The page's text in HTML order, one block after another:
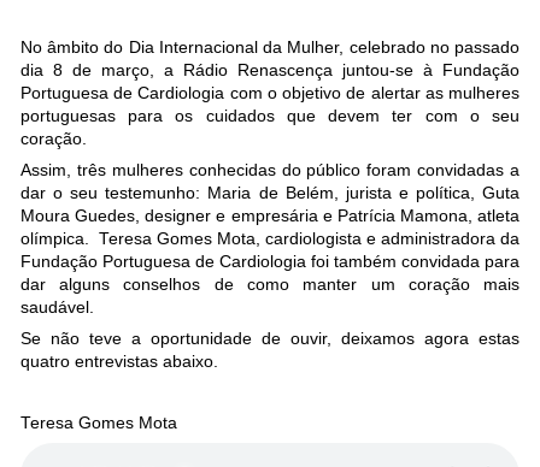
No âmbito do Dia Internacional da Mulher, celebrado no passado
dia 8 de março, a Rádio Renascença juntou-se à Fundação
Portuguesa de Cardiologia com o objetivo de alertar as mulheres
portuguesas para os cuidados que devem ter com o seu
coração.
Assim, três mulheres conhecidas do público foram convidadas a
dar o seu testemunho: Maria de Belém, jurista e política, Guta
Moura Guedes, designer e empresária e Patrícia Mamona, atleta
olímpica. Teresa Gomes Mota, cardiologista e administradora da
Fundação Portuguesa de Cardiologia foi também convidada para
dar alguns conselhos de como manter um coração mais
saudável.
Se não teve a oportunidade de ouvir, deixamos agora estas
quatro entrevistas abaixo.
Teresa Gomes Mota